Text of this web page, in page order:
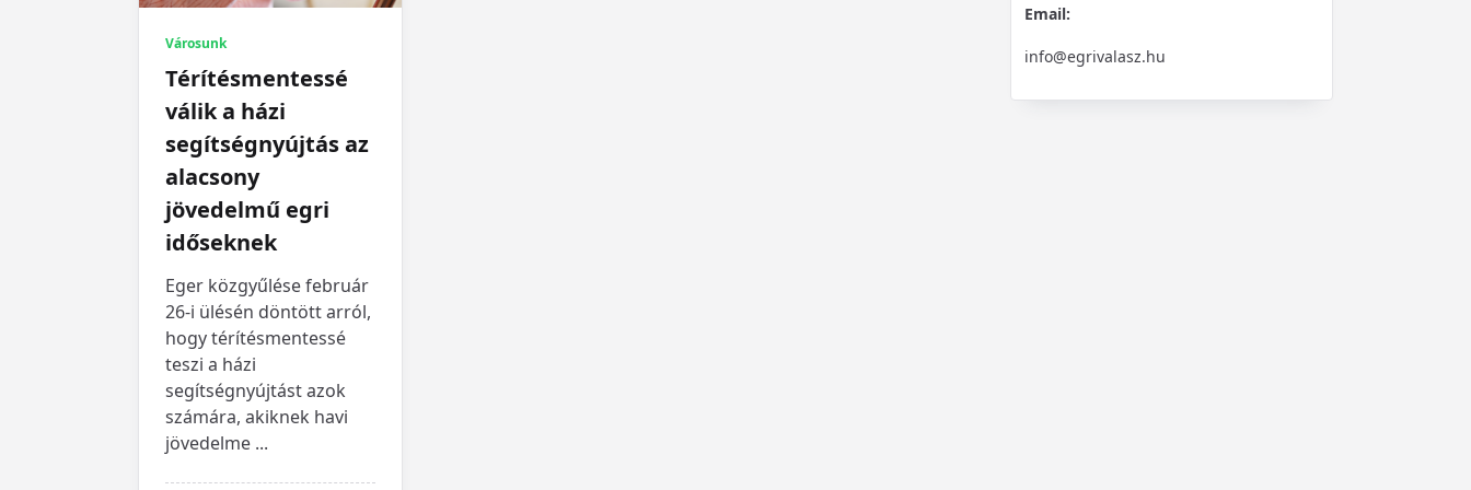
Városunk
Térítésmentessé
válik a házi
segítségnyújtás az
alacsony
jövedelmű egri
időseknek
Eger közgyűlése február
26-i ülésén döntött arról,
hogy térítésmentessé
teszi a házi
segítségnyújtást azok
számára, akiknek havi
jövedelme ...
Email:
info@egrivalasz.hu